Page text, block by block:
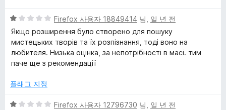
점
점
에
5
점
5
점
만
점
에
점
Firefox 사용자 18849414 님, 일 년 전
Якщо розширення було створено для пошуку
мистецьких творів та їх розпізнання, тоді воно на
любителя. Низька оцінка, за непотрібності в масі. тим
паче ще з рекомендації
플래그 지정
5
Firefox 사용자 12796730 님, 일 년 전